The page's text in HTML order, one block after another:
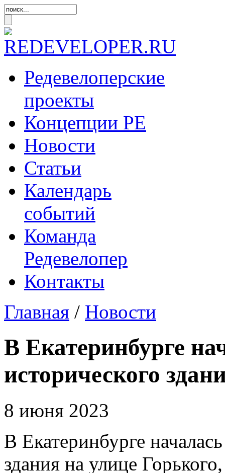
Редевелоперские
проекты
Концепции РЕ
Новости
Статьи
Календарь
событий
Команда
Редевелопер
Контакты
Главная / Новости
В Екатеринбурге
исторического
8 июня 2023
В Екатеринбурге
здания на улице